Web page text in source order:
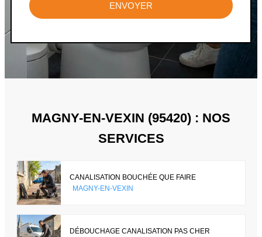
ENVOYER
MAGNY-EN-VEXIN (95420) : NOS
SERVICES
CANALISATION BOUCHÉE QUE FAIRE
MAGNY-EN-VEXIN
DÉBOUCHAGE CANALISATION PAS CHER